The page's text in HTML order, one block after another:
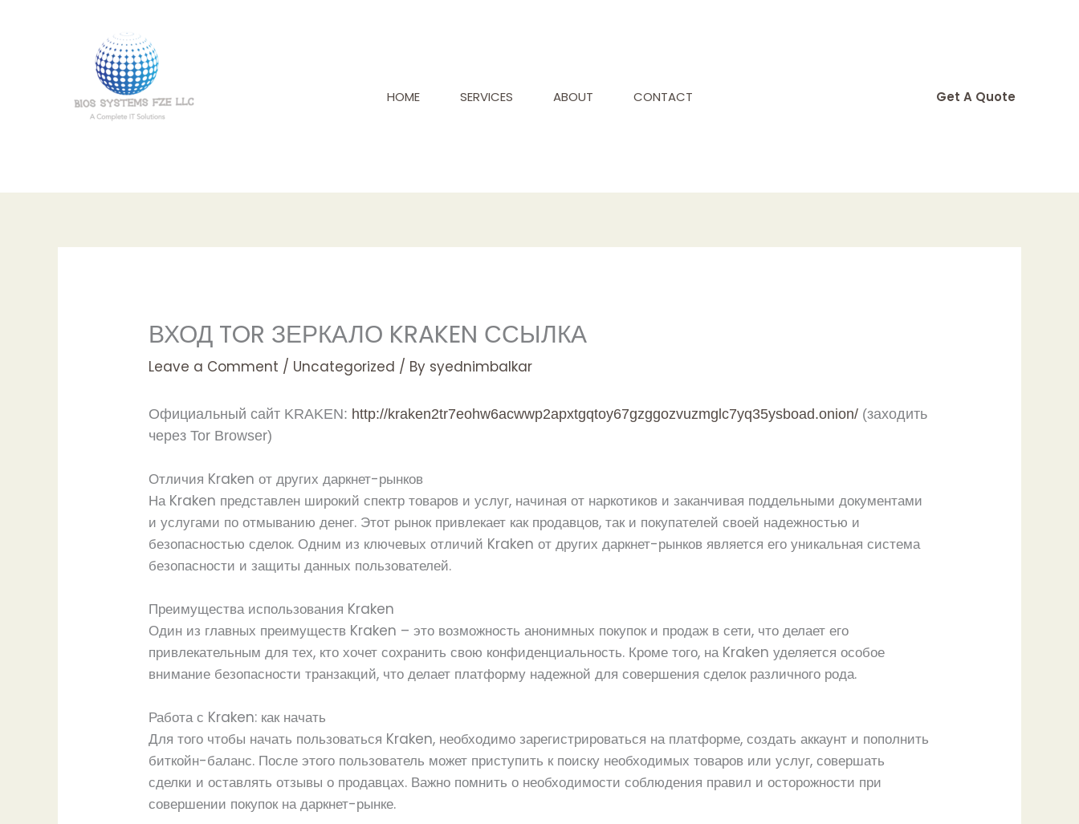
HOME SERVICES ABOUT CONTACT Get A Quote
ВХОД TOR ЗЕРКАЛО KRAKEN ССЫЛКА
Leave a Comment / Uncategorized / By syednimbalkar
Официальный сайт KRAKEN: http://kraken2tr7eohw6acwwp2apxtgqtoy67gzggozvuzmglc7yq35ysboad.onion/ (заходить
через Tor Browser)
Отличия Kraken от других даркнет-рынков
На Kraken представлен широкий спектр товаров и услуг, начиная от наркотиков и заканчивая поддельными документами
и услугами по отмыванию денег. Этот рынок привлекает как продавцов, так и покупателей своей надежностью и
безопасностью сделок. Одним из ключевых отличий Kraken от других даркнет-рынков является его уникальная система
безопасности и защиты данных пользователей.
Преимущества использования Kraken
Один из главных преимуществ Kraken – это возможность анонимных покупок и продаж в сети, что делает его
привлекательным для тех, кто хочет сохранить свою конфиденциальность. Кроме того, на Kraken уделяется особое
внимание безопасности транзакций, что делает платформу надежной для совершения сделок различного рода.
Работа с Kraken: как начать
Для того чтобы начать пользоваться Kraken, необходимо зарегистрироваться на платформе, создать аккаунт и пополнить
биткойн-баланс. После этого пользователь может приступить к поиску необходимых товаров или услуг, совершать
сделки и оставлять отзывы о продавцах. Важно помнить о необходимости соблюдения правил и осторожности при
совершении покупок на даркнет-рынке.